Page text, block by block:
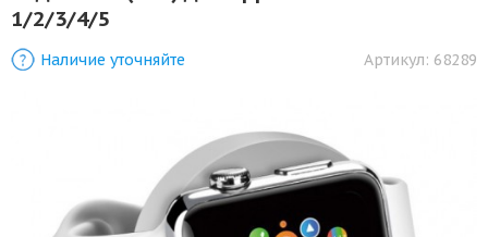
1/2/3/4/5
Наличие уточняйте Артикул: 68289